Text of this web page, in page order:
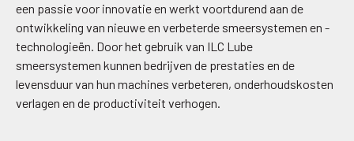
een passie voor innovatie en werkt voortdurend aan de
ontwikkeling van nieuwe en verbeterde smeersystemen en -
technologieën. Door het gebruik van ILC Lube
smeersystemen kunnen bedrijven de prestaties en de
levensduur van hun machines verbeteren, onderhoudskosten
verlagen en de productiviteit verhogen.